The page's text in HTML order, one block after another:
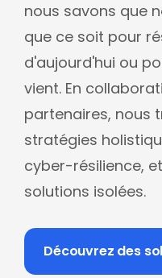
nous savons que
que ce soit pour
d'aujourd'hui ou
vient. En
partenaires, nous
stratégies
cyber-résilience,
solutions isolées.
Découvrez des